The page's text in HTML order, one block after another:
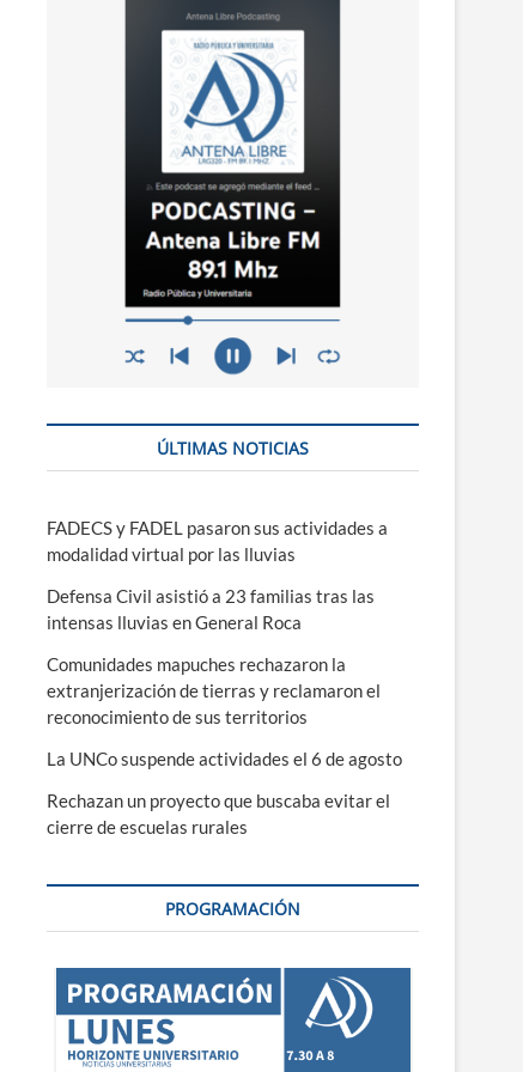
ÚLTIMAS NOTICIAS
FADECS y FADEL pasaron sus actividades a
modalidad virtual por las lluvias
Defensa Civil asistió a 23 familias tras las
intensas lluvias en General Roca
Comunidades mapuches rechazaron la
extranjerización de tierras y reclamaron el
reconocimiento de sus territorios
La UNCo suspende actividades el 6 de agosto
Rechazan un proyecto que buscaba evitar el
cierre de escuelas rurales
PROGRAMACIÓN